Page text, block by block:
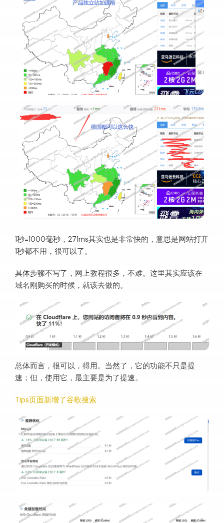
1秒=1000毫秒，271ms其实也是非常快的，意思是网站打开
1秒都不用，很可以了。
具体步骤不写了，网上教程很多，不难。这里其实应该在
域名刚购买的时候，就该去做的。
总体而言，很可以，得用。当然了，它的功能不只是提
速；但，使用它，最主要是为了提速。
Tips页面新增了谷歌搜索